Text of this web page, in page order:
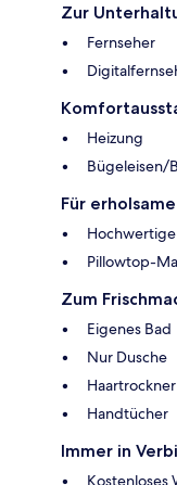
Zur
Fernseher
Heizung
Bügeleisen/
Für
Pillowtop-
Zum
Eigenes Bad
Nur Dusche
Haartrockner
Handtücher
Immer in
Kostenloses